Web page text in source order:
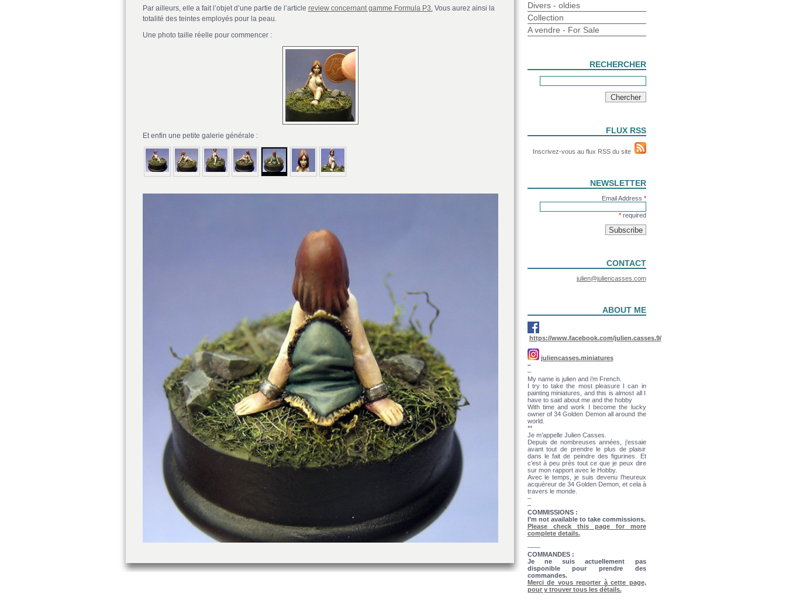
Par ailleurs, elle a fait l’objet d’une partie de l’article review concernant gamme Formula P3.Vous aurez ainsi la
totalité des teintes employés pour la peau.
Une photo taille réelle pour commencer :
Et enfin une petite galerie générale :
Divers - oldies
Collection
A vendre - For Sale
RECHERCHER
FLUX RSS
Inscrivez-vous au flux RSS du site
NEWSLETTER
Email Address *
*required
CONTACT
julien@juliencasses.com
ABOUT ME
https://www.facebook.com/julien.casses.9/
juliencasses.miniatures
–
–
My name is julien and i’m French.
I try to take the most pleasure I can in
painting miniatures, and this is almost all I
have to said about me and the hobby
With time and work I become the lucky
owner of 34 Golden Demon all around the
world.
**
Je m’appelle Julien Casses.
Depuis de nombreuses années, j’essaie
avant tout de prendre le plus de plaisir
dans le fait de peindre des figurines. Et
c’est à peu près tout ce que je peux dire
sur mon rapport avec le Hobby.
Avec le temps, je suis devenu l’heureux
acquéreur de 34 Golden Demon, et cela à
travers le monde.
–
–
COMMISSIONS :
I’m not available to take commissions.
Please check this page for more
complete details.
——
COMMANDES :
Je ne suis actuellement pas
disponible pour prendre des
commandes.
Merci de vous reporter à cette page,
pour y trouver tous les détails.